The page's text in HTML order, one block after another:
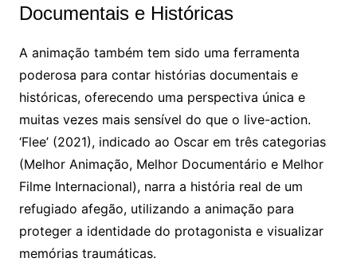
Documentais e Históricas
A animação também tem sido uma ferramenta
poderosa para contar histórias documentais e
históricas, oferecendo uma perspectiva única e
muitas vezes mais sensível do que o live-action.
‘Flee’ (2021), indicado ao Oscar em três categorias
(Melhor Animação, Melhor Documentário e Melhor
Filme Internacional), narra a história real de um
refugiado afegão, utilizando a animação para
proteger a identidade do protagonista e visualizar
memórias traumáticas.